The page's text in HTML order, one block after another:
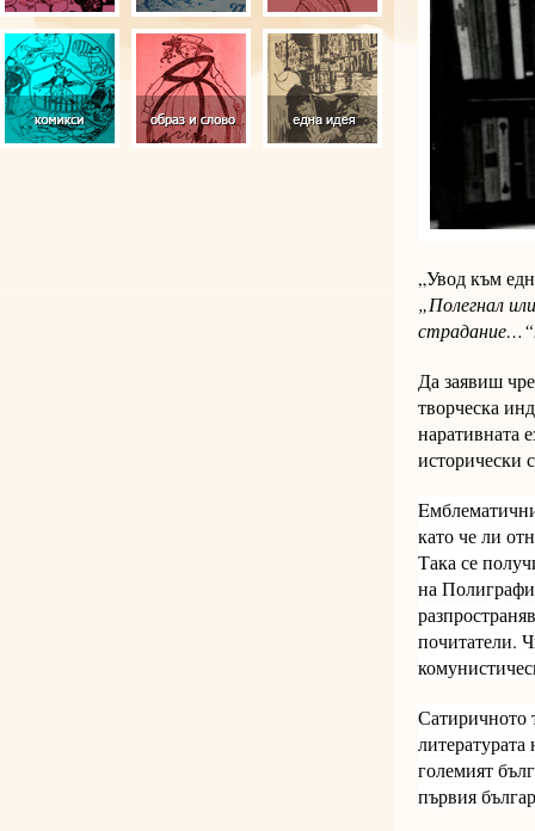
„Увод към
„Полегнал
Да заявиш
творческа
наративната
исторически
като че ли
Така се
на
почитатели.
Сатиричното
големият
първия